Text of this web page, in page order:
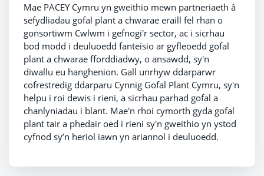
Mae PACEY Cymru yn gweithio mewn partneriaeth â
sefydliadau gofal plant a chwarae eraill fel rhan o
gonsortiwm Cwlwm i gefnogi'r sector, ac i sicrhau
bod modd i deuluoedd fanteisio ar gyfleoedd gofal
plant a chwarae fforddiadwy, o ansawdd, sy'n
diwallu eu hanghenion. Gall unrhyw ddarparwr
cofrestredig ddarparu Cynnig Gofal Plant Cymru, sy'n
helpu i roi dewis i rieni, a sicrhau parhad gofal a
chanlyniadau i blant. Mae'n rhoi cymorth gyda gofal
plant tair a phedair oed i rieni sy'n gweithio yn ystod
cyfnod sy’n heriol iawn yn ariannol i deuluoedd.